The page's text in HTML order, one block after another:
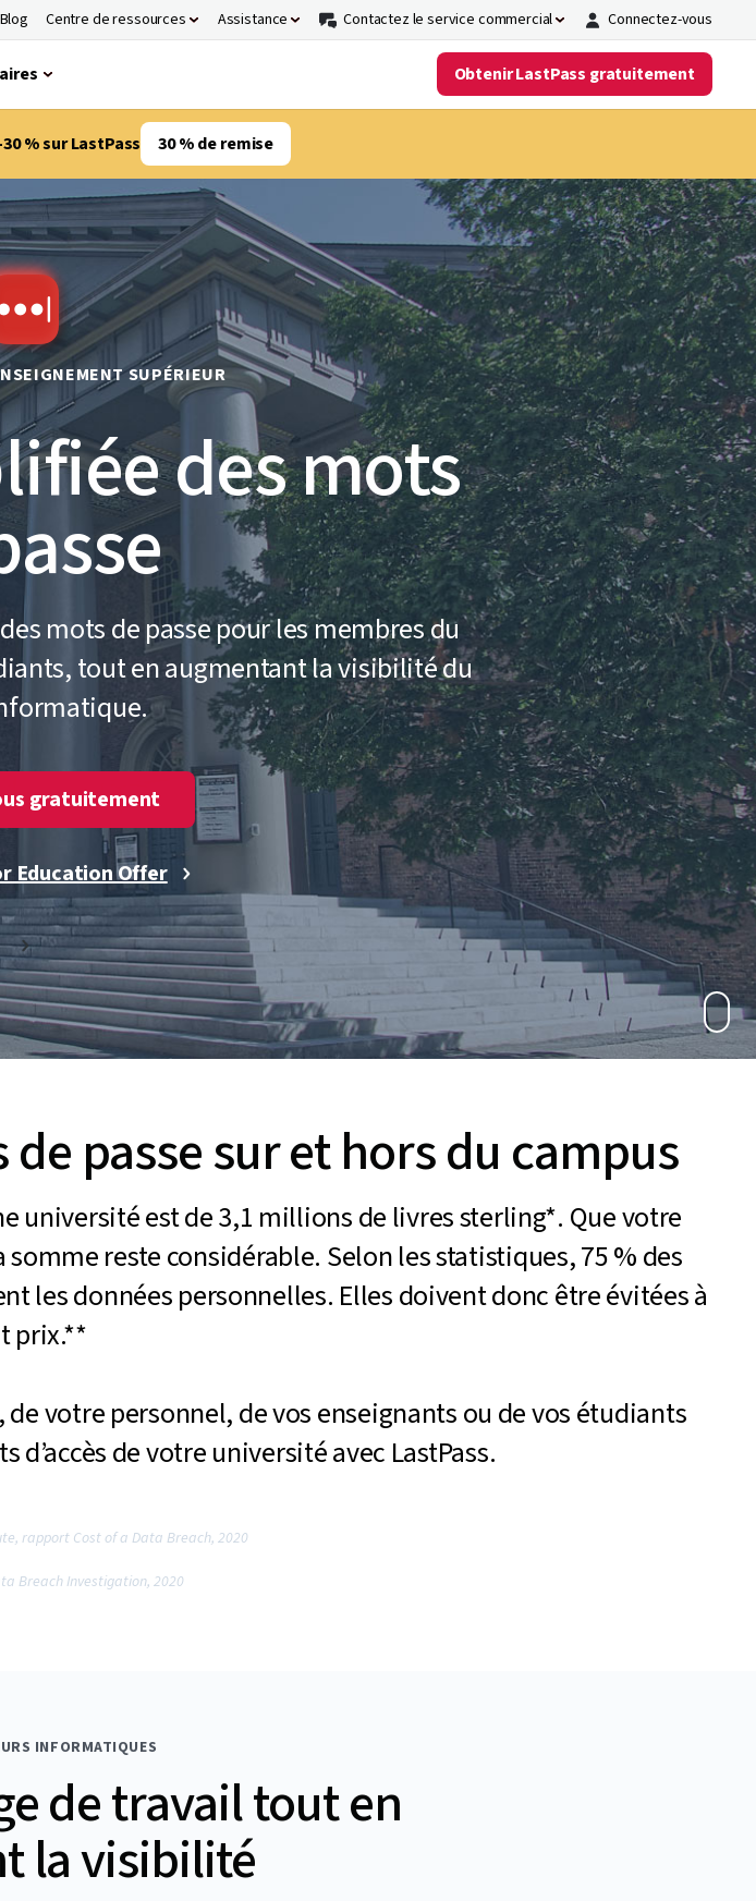
Blog Centre de ressources Assistance Contactez le service commercial Connectez-vous
Obtenir LastPass gratuitement
% sur LastPass 30 % de remise
SUPÉRIEUR
des mots
mots de passe pour les membres du
tout en augmentant la visibilité du
gratuitement
Education Offer
passe sur et hors du campus
université est de 3,1 millions de livres sterling*. Que votre
reste considérable. Selon les statistiques, 75 % des
les données personnelles. Elles doivent donc être évitées à
prix.**
votre personnel, de vos enseignants ou de vos étudiants
de votre université avec LastPass.
rapport Cost of a Data Breach, 2020
Breach Investigation, 2020
INFORMATIQUES
de travail tout en
la visibilité